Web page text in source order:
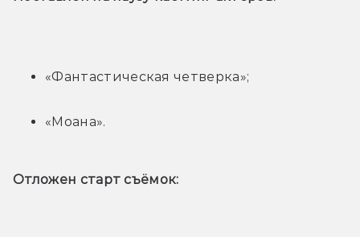
«Фантастическая четверка»;
«Моана».
Отложен старт съёмок: